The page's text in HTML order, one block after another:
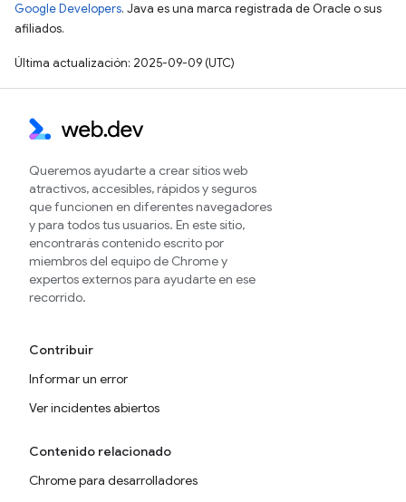
Google Developers. Java es una marca registrada de Oracle o sus
afiliados.
Última actualización: 2025-09-09 (UTC)
Queremos ayudarte a crear sitios web
atractivos, accesibles, rápidos y seguros
que funcionen en diferentes navegadores
y para todos tus usuarios. En este sitio,
encontrarás contenido escrito por
miembros del equipo de Chrome y
expertos externos para ayudarte en ese
recorrido.
Contribuir
Informar un error
Ver incidentes abiertos
Contenido relacionado
Chrome para desarrolladores